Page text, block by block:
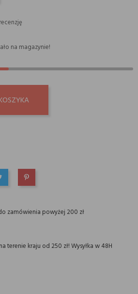
na magazynie!
PINTEREST
zamówienia powyżej 200 zł
terenie kraju od 250 zł! Wysyłka w 48H